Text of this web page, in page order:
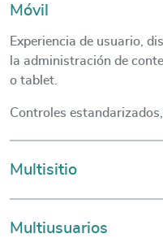
Móvil
Experiencia de usuario,
la administración de
o tablet.
Controles
Multisitio
Multiusuarios